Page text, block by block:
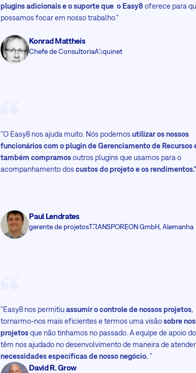
Konrad Mattheis
Chefe de ConsultoriaAkquinet
plugins adicionais e o suporte que o Easy8 oferece para
possamos focar em nosso trabalho."
Paul Lendrates
gerente de projetosTRANSPOREON GmbH, Alemanha
"O Easy8 nos ajuda muito. Nós podemosutilizar os nossos
funcionários com o plugin de Gerenciamento de Recursos
também compramosoutros plugins que usamos para o
acompanhamento doscustos do projeto e os rendimentos."
David R. Grow
"Easy8 nos permitiuassumir o controle de nossos projetos,
tornarmo-nos mais eficientes e termos uma visãosobre
projetosque não tinhamos no passado. A equipe de apoio
têm nos ajudado no desenvolvimento de maneira de
necessidades específicas de nosso negócio. "